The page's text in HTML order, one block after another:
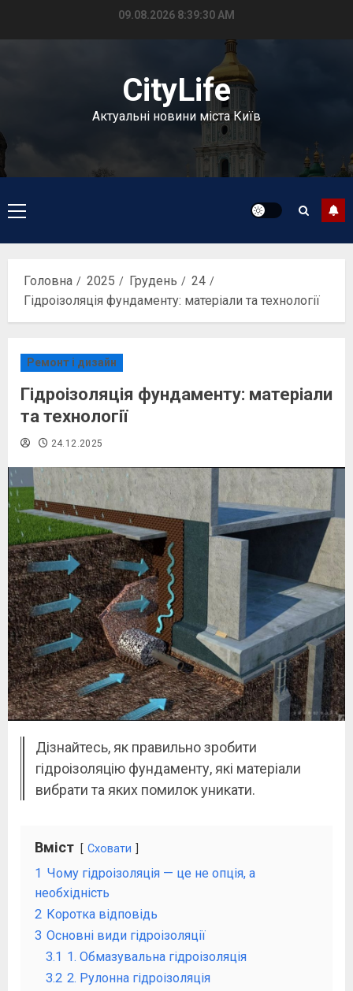
09.08.2026 8:39:31 AM
CityLife
Актуальні новини міста Київ
Головне
меню
Головна 2025 Грудень
24
Гідроізоляція фундаменту: матеріали та технології
Ремонт і дизайн
Гідроізоляція фундаменту: матеріали
та технології
24.12.2025
Дізнайтесь, як правильно зробити
гідроізоляцію фундаменту, які матеріали
вибрати та яких помилок уникати.
Вміст Сховати
1 Чому гідроізоляція — це не опція, а
необхідність
2 Коротка відповідь
3 Основні види гідроізоляції
3.1 1. Обмазувальна гідроізоляція
3.2 2. Рулонна гідроізоляція